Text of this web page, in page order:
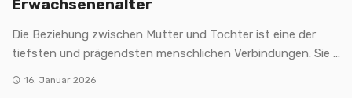
Erwachsenenalter
Die Beziehung zwischen Mutter und Tochter ist eine der
tiefsten und prägendsten menschlichen Verbindungen. Sie ...
16. Januar 2026